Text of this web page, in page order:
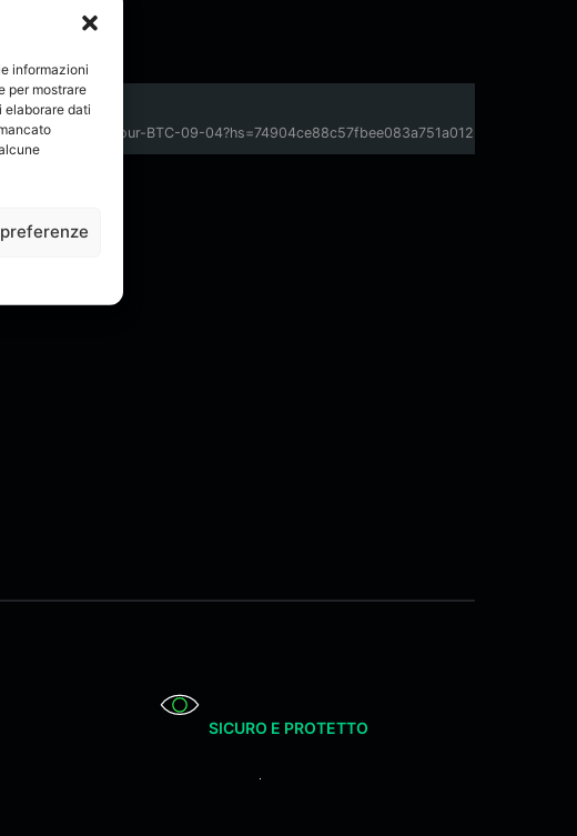
informazioni
per mostrare
elaborare dati
Get-your-BTC-09-04?hs=74904ce88c57fbee083a751a012399c7&
SICURO E PROTETTO